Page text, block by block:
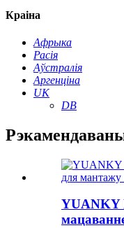
Краіна
Афрыка
Расія
Аўстралія
Аргенціна
UK
DB
YUANKY